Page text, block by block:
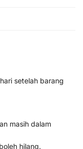
setelah barang
masih dalam
hilang.